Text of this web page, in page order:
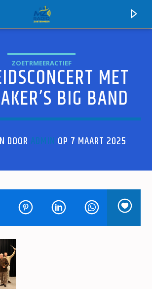
MZ-RADIO
ZOETRMEERACTIEF MET
BIG BAND
DOOR ADMIN OP 7 MAART 2025